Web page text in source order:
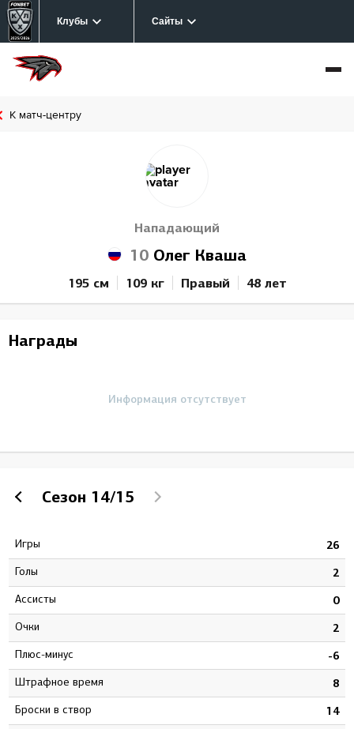
Клубы Сайты
К матч-центру
Нападающий
10 Олег Кваша
195 см 109 кг Правый 48 лет
Награды
Информация отсутствует
Сезон 14/15
Игры 26
Голы 2
Ассисты 0
Очки 2
Плюс-минус -6
штрафное время 8
Броски в створ 14